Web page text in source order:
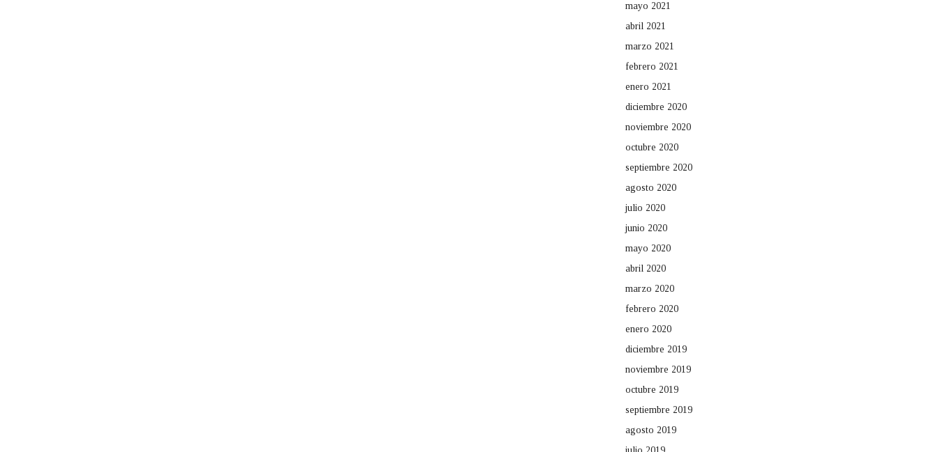
mayo 2021
abril 2021
marzo 2021
febrero 2021
enero 2021
diciembre 2020
noviembre 2020
octubre 2020
septiembre 2020
agosto 2020
julio 2020
junio 2020
mayo 2020
abril 2020
marzo 2020
febrero 2020
enero 2020
diciembre 2019
noviembre 2019
octubre 2019
septiembre 2019
agosto 2019